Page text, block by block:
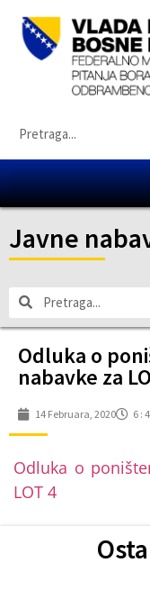
Javne
Odluka o
nabavke za
14 Februara, 2020 6 :
Odluka o
LOT 4